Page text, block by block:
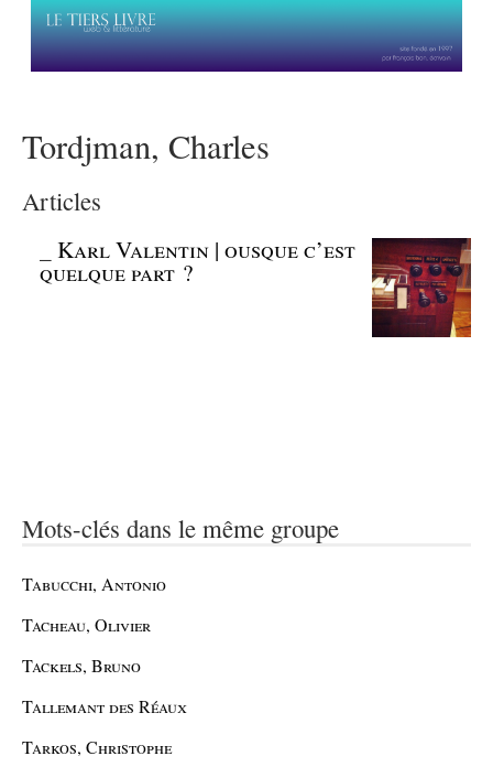
Tordjman, Charles
Articles
_Karl Valentin | ousque c’est
quelque part ?
Mots-clés dans le même groupe
Tabucchi, Antonio
Tacheau, Olivier
Tackels, Bruno
Tallemant des Réaux
Tarkos, Christophe